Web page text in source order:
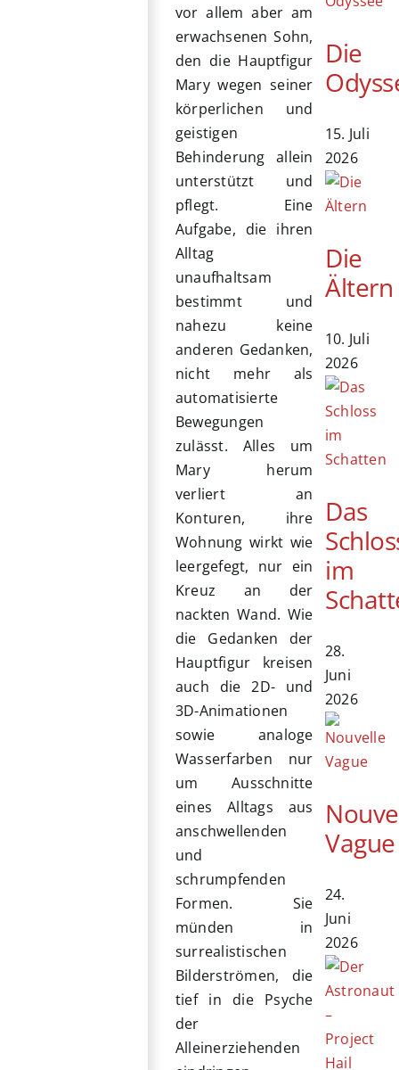
vor allem aber am
erwachsenen Sohn,
den die Hauptfigur
Mary wegen seiner
körperlichen und
geistigen
Behinderung allein
unterstützt und
pflegt. Eine
Aufgabe, die ihren
Alltag
unaufhaltsam
bestimmt und
nahezu keine
anderen Gedanken,
nicht mehr als
automatisierte
Bewegungen
zulässt. Alles um
Mary herum
verliert an
Konturen, ihre
Wohnung wirkt wie
leergefegt, nur ein
Kreuz an der
nackten Wand. Wie
die Gedanken der
Hauptfigur kreisen
auch die 2D- und
3D-Animationen
sowie analoge
Wasserfarben nur
um Ausschnitte
eines Alltags aus
anschwellenden
und
schrumpfenden
Formen. Sie
münden in
surrealistischen
Bilderströmen, die
tief in die Psyche
der
Alleinerziehenden
Die
15. Juli
2026
Die
Ältern
10. Juli
2026
Das
im
28.
Juni
2026
Vague
24.
Juni
2026